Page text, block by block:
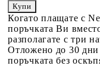
Когато плащате с
поръчката Ви
разполагате с три
Отложено до 30
поръчката без